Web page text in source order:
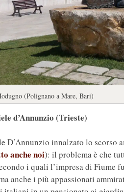
(Polignano a Mare, Bari)
d’Annunzio (Trieste)
D’Annunzio innalzato lo scorso
anche noi): il problema è che
i quali l’impresa di Fiume
anche i più appassionati